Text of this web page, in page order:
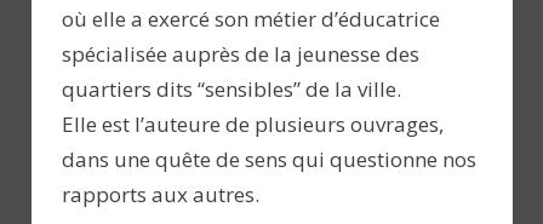
où elle a exercé son métier d’éducatrice
spécialisée auprès de la jeunesse des
quartiers dits “sensibles” de la ville.
Elle est l’auteure de plusieurs ouvrages,
dans une quête de sens qui questionne nos
rapports aux autres.